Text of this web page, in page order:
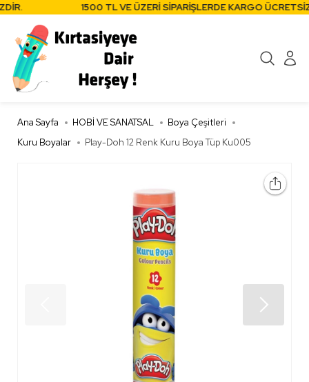
1500 TL VE ÜZERİ SİPARİŞLERDE KARGO
Ana Sayfa HOBİ VE SANATSAL
Boya Çeşitleri
Kuru Boyalar
Play-Doh 12 Renk Kuru Boya Tüp Ku005